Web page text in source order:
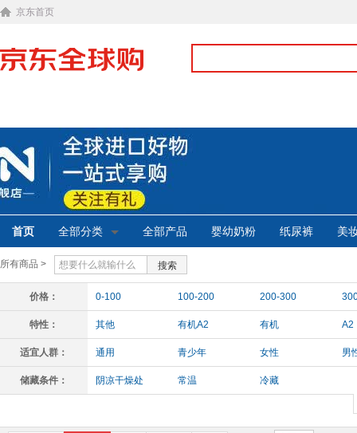
京东首页
首页 全部分类 全部产品 婴幼奶粉 纸尿裤 美
所有商品 > 搜索
价格： 0-100 100-200 200-300
特性： 其他 有机A2 有机 A2
适宜人群： 通用 青少年 女性 男
成人通用 哺乳期女性 失眠人群
储藏条件： 阴凉干燥处 常温 冷藏